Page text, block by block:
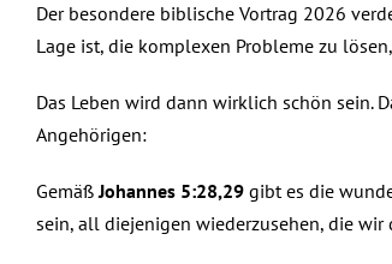
Der besondere biblische Vortrag 2026
Lage ist, die komplexen Probleme zu
Das Leben wird dann wirklich schön sein.
Angehörigen:
GemäßJohannes 5:28,29 gibt es die
sein, all diejenigen wiederzusehen, die wir